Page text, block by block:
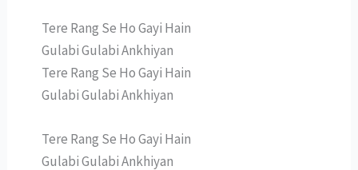
Tere Rang Se Ho Gayi Hain
Gulabi Gulabi Ankhiyan
Tere Rang Se Ho Gayi Hain
Gulabi Gulabi Ankhiyan
Tere Rang Se Ho Gayi Hain
Gulabi Gulabi Ankhiyan